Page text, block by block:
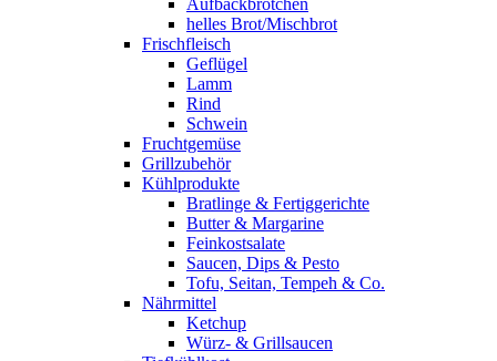
Aufbackbrötchen
helles Brot/Mischbrot
Frischfleisch
Geflügel
Lamm
Rind
Schwein
Fruchtgemüse
Grillzubehör
Kühlprodukte
Bratlinge & Fertiggerichte
Butter & Margarine
Feinkostsalate
Saucen, Dips & Pesto
Tofu, Seitan, Tempeh & Co.
Nährmittel
Ketchup
Würz- & Grillsaucen